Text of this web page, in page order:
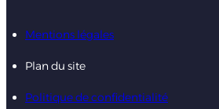
Mentions légales
Plan du site
Politique de confidentialité